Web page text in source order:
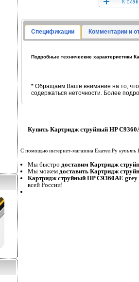
Спецификации Комментарии и
Подробные технические характеристики
* Обращаем Ваше внимание на то,
содержаться неточности. Более
Купить Картридж струйный HP
С помощью интернет-магазина Екател.Ру купить
Мы быстро доставим Картридж
Мы можем доставить Картридж
Картридж струйный HP C9360AE
всей России!